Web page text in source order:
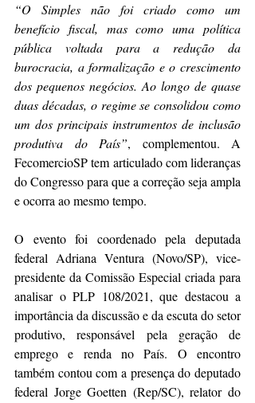
“O Simples não foi criado como um
benefício fiscal, mas como uma política
pública voltada para a redução da
burocracia, a formalização e o crescimento
dos pequenos negócios. Ao longo de quase
duas décadas, o regime se consolidou como
um dos principais instrumentos de inclusão
produtiva do País”, complementou. A
FecomercioSP tem articulado com lideranças
do Congresso para que a correção seja ampla
e ocorra ao mesmo tempo.
O evento foi coordenado pela deputada
federal Adriana Ventura (Novo/SP), vice-
presidente da Comissão Especial criada para
analisar o PLP 108/2021, que destacou a
importância da discussão e da escuta do setor
produtivo, responsável pela geração de
emprego e renda no País. O encontro
também contou com a presença do deputado
federal Jorge Goetten (Rep/SC), relator do